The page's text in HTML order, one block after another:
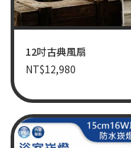
12吋古典風扇
NT$12,980